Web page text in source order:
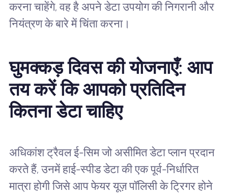
करना चाहेंगे, वह है अपने डेटा उपयोग की निगरानी और
नियंत्रण के बारे में चिंता करना।
घुमक्कड़ दिवस की योजनाएँ: आप
तय करें कि आपको प्रतिदिन
कितना डेटा चाहिए
अधिकांश ट्रैवल ई-सिम जो असीमित डेटा प्लान प्रदान
करते हैं, उनमें हाई-स्पीड डेटा की एक पूर्व-निर्धारित
मात्रा होगी जिसे आप फेयर यूज़ पॉलिसी के ट्रिगर होने